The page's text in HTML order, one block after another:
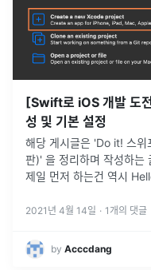
[Swift로 iOS 개발 도
성 및 기본 설정
해당 게시글은 'Do it! 스
판)' 을 정리하며 작성하는
제일 먼저 하는건 역시
2021년 4월 14일 · 1 개의 댓글
by Acccdang